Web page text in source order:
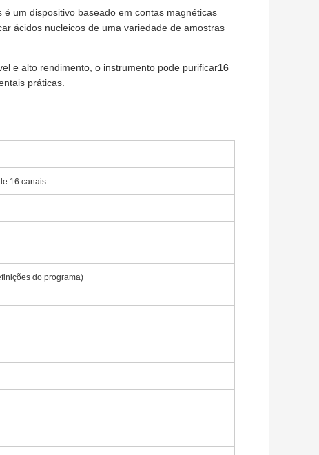
um dispositivo baseado em contas magnéticas
ácidos nucleicos de uma variedade de amostras
e alto rendimento, o instrumento pode purificar16
práticas.
16 canais
do programa)